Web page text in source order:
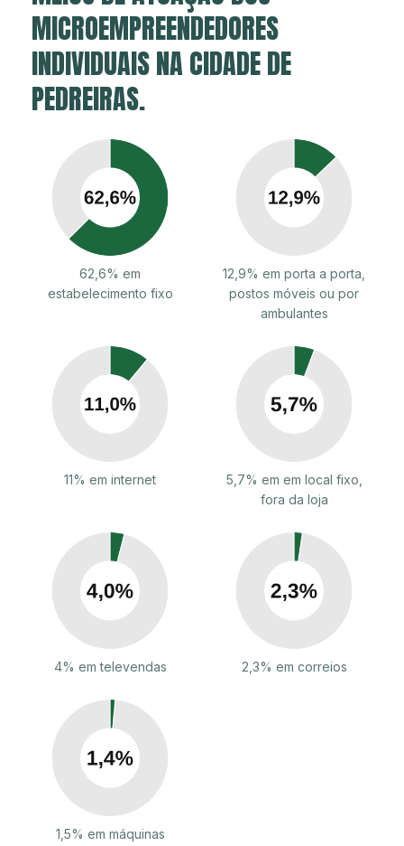
MICROEMPREENDEDORES
INDIVIDUAIS NA CIDADE DE
PEDREIRAS.
62,6% em
estabelecimento fixo
12,9% em porta a porta,
postos móveis ou por
ambulantes
11% em internet
5,7% em em local fixo,
fora da loja
4% em televendas 2,3% em correios
1,5% em máquinas